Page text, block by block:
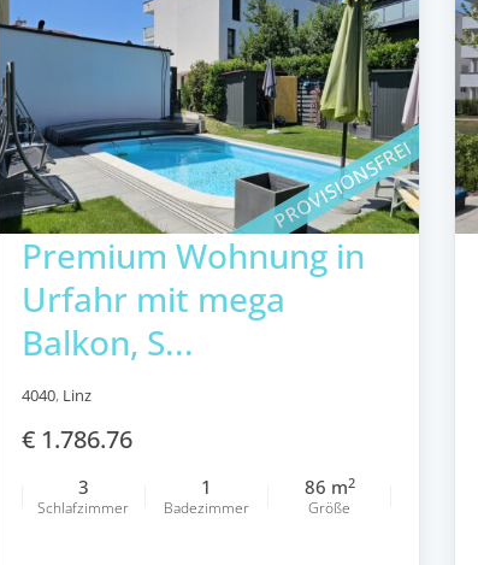
PROVISIONSFREI
Premium Wohnung in
Urfahr mit mega
Balkon, S...
4040, Linz
€ 1.786.76
3
Schlafzimmer
1
Badezimmer
86 m2
Größe